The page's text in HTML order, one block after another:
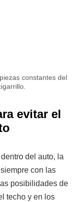
constantes del
evitar el
del auto, la
con las
posibilidades de
techo y en los